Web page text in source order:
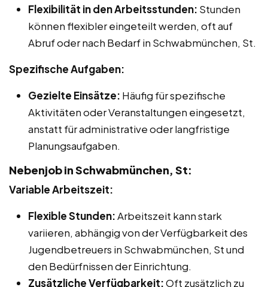
Flexibilität in den Arbeitsstunden: Stunden
können flexibler eingeteilt werden, oft auf
Abruf oder nach Bedarf in Schwabmünchen, St.
Spezifische Aufgaben:
Gezielte Einsätze: Häufig für spezifische
Aktivitäten oder Veranstaltungen eingesetzt,
anstatt für administrative oder langfristige
Planungsaufgaben.
Nebenjob in Schwabmünchen, St:
Variable Arbeitszeit:
Flexible Stunden:Arbeitszeit kann stark
variieren, abhängig von der Verfügbarkeit des
Jugendbetreuers in Schwabmünchen, St und
den Bedürfnissen der Einrichtung.
Zusätzliche Verfügbarkeit:Oft zusätzlich zu